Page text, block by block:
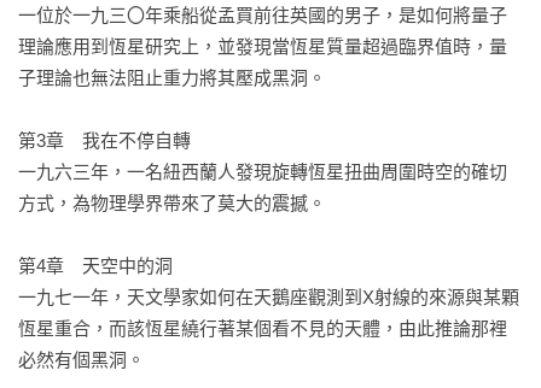
一位於一九三〇年乘船從孟買前往英國的男子，是如何將量子
理論應用到恆星研究上，並發現當恆星質量超過臨界值時，量
子理論也無法阻止重力將其壓成黑洞。
第3章　我在不停自轉
一九六三年，一名紐西蘭人發現旋轉恆星扭曲周圍時空的確切
方式，為物理學界帶來了莫大的震撼。
第4章　天空中的洞
一九七一年，天文學家如何在天鵝座觀測到X射線的來源與某顆
恆星重合，而該恆星繞行著某個看不見的天體，由此推論那裡
必然有個黑洞。